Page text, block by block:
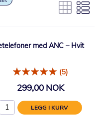
med ANC – Hvit
(5)
299,00 NOK
LEGG I KURV